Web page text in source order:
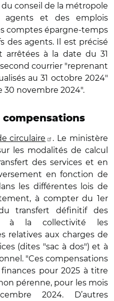
conseil de la métropole
agents et des emplois
comptes épargne-temps
des agents. Il est précisé
arrêtées à la date du 31
courrier "reprenant
au 31 octobre 2024"
30 novembre 2024".
circulaire
. Le ministère
les modalités de calcul
des services et en
en fonction de
les différentes lois de
à compter du 1er
transfert définitif des
à la collectivité les
relatives aux charges de
(dites "sac à dos") et à
"Ces compensations
pour 2025 à titre
pérenne, pour les mois
2024. D’autres